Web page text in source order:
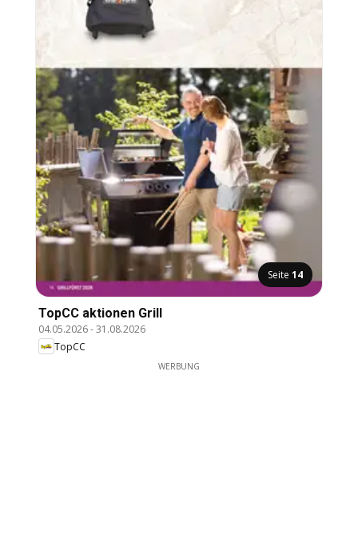
Seite 14
TopCC aktionen Grill
04.05.2026-31.08.2026
TopCC
WERBUNG